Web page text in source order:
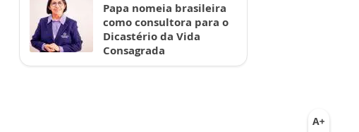
Papa nomeia brasileira
como consultora para o
Dicastério da Vida
Consagrada